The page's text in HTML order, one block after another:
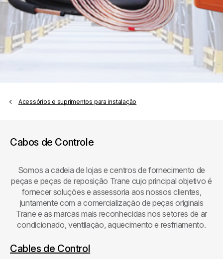
Acessórios e suprimentos para instalação
Cabos de Controle
Somos a cadeia de lojas e centros de fornecimento de
peças e peças de reposição Trane cujo principal objetivo é
fornecer soluções e assessoria aos nossos clientes,
juntamente com a comercialização de peças originais
Trane e as marcas mais reconhecidas nos setores de ar
condicionado, ventilação, aquecimento e resfriamento.
Cables de Control